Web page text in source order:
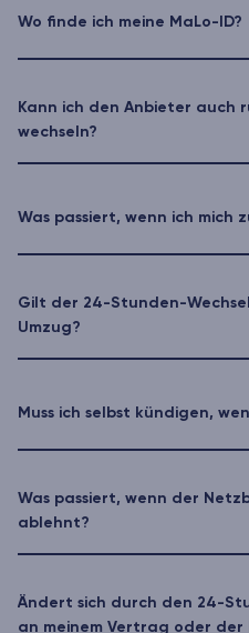
Wo finde ich meine MaLo-ID?
Kann ich den Anbieter auch
wechseln?
Was passiert, wenn ich mich
Gilt der 24-Stunden-
Umzug?
Muss ich selbst kündigen,
Was passiert, wenn der
ablehnt?
Ändert sich durch den 24-
an meinem Vertrag oder der